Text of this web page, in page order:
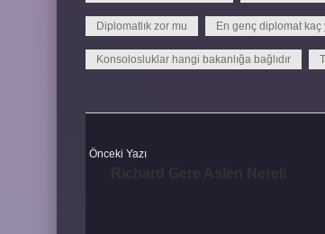
Diplomatlık zor mu En genç diplomat kaç
Konsolosluklar hangi bakanlığa bağlıdır
Önceki Yazı